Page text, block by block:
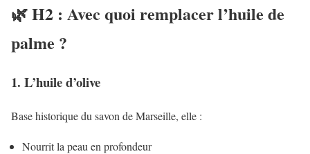
🌿 H2 : Avec quoi remplacer l’huile de
palme ?
1. L’huile d’olive
Base historique du savon de Marseille, elle :
Nourrit la peau en profondeur